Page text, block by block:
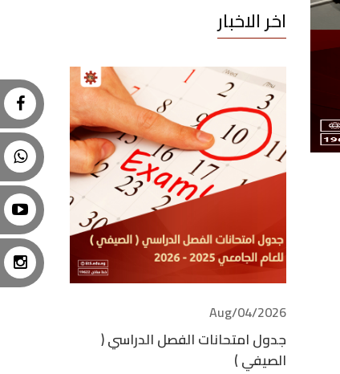
اخر الاخبار
2026/Aug/04
جدول امتحانات الفصل الدراسي (
الصيفي )